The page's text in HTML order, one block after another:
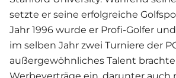
setzte er seine erfolgreiche
Jahr 1996 wurde er Profi-Golfer
im selben Jahr zwei Turniere der
außergewöhnliches Talent
Werbeverträge ein, darunter auch